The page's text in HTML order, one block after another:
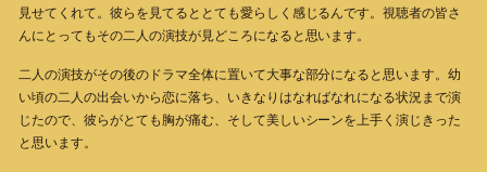
見せてくれて。彼らを見てるととても愛らしく感じるんです。視聴者の皆さ
んにとってもその二人の演技が見どころになると思います。
二人の演技がその後のドラマ全体に置いて大事な部分になると思います。幼
い頃の二人の出会いから恋に落ち、いきなりはなればなれになる状況まで演
じたので、彼らがとても胸が痛む、そして美しいシーンを上手く演じきった
と思います。